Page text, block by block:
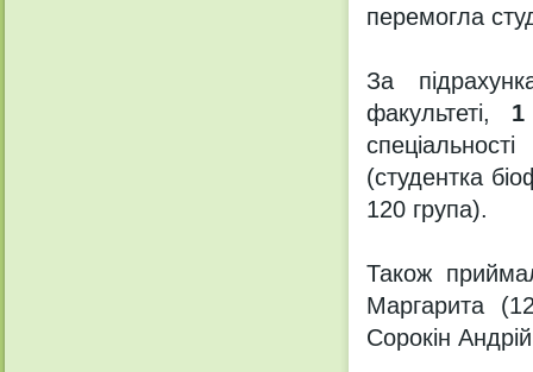
перемогла
За
факультеті, 1
(студентка
120 група).
Також
Маргарита
Сорокін